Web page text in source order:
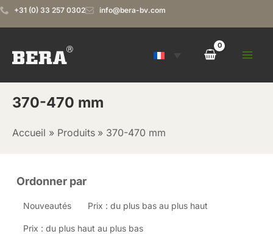
Aller
au
contenu
+31 (0) 33 257 0302 info@bera-bv.com
370-470 mm
Accueil Produits 370-470 mm
Ordonner par
Nouveautés Prix : du plus bas au plus haut
Prix : du plus haut au plus bas